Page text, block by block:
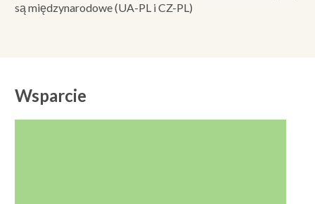
są międzynarodowe (UA-PL i CZ-PL)
Wsparcie